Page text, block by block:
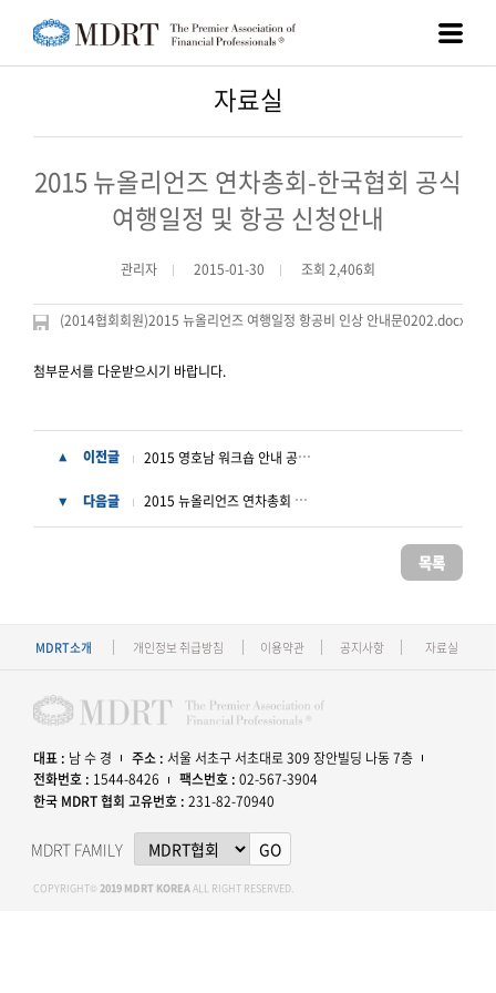
자료실
2015 뉴올리언즈 연차총회-한국협회 공식
여행일정 및 항공 신청안내
관리자 2015-01-30 조회 2,406회
(2014협회회원)2015 뉴올리언즈 여행일정 항공비 인상 안내문0202.docx
첨부문서를 다운받으시기 바랍니다.
▲ 이전글 2015 영호남 워크숍 안내 공문 및 포스터
▼ 다음글 2015 뉴올리언즈 연차총회 등록,여행,일정 안내 자료
목록
MDRT소개 개인정보 취급방침 이용약관 공지사항 자료실
대표 : 남 수 경 주소 : 서울 서초구 서초대로 309 장안빌딩 나동 7층
전화번호 : 1544-8426 팩스번호 : 02-567-3904
한국 MDRT 협회 고유번호 : 231-82-70940
MDRT FAMILY GO
COPYRIGHT© 2019 MDRT KOREAALL RIGHT RESERVED.